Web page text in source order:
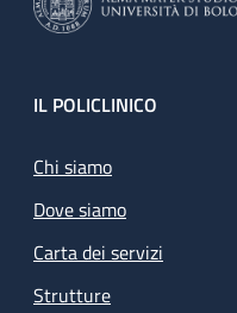
Footer
IL POLICLINICO
Chi siamo
Dove siamo
Carta dei servizi
Strutture